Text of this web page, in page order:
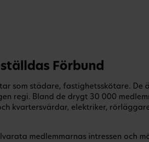
Förbund
som städare, fastighetsskötare. De
regi. Bland de drygt 30 000
kvartersvärdar, elektriker,
medlemmarnas intressen och